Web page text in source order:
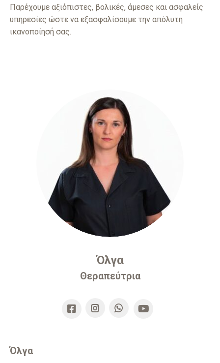
Παρέχουμε αξιόπιστες, βολικές, άμεσες και ασφαλείς
υπηρεσίες ώστε να εξασφαλίσουμε την απόλυτη
ικανοποίησή σας.
Όλγα
Θεραπεύτρια
InstagramWhatsapp
Όλγα